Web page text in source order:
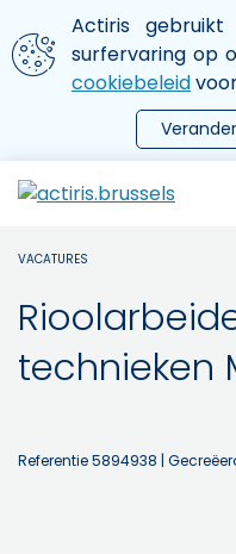
Aller au contenu principal
We gebruiken cookies
Actiris
surfervaring op
cookiebeleid
le menu
VACATURES
technieken
Referentie 5894938 |